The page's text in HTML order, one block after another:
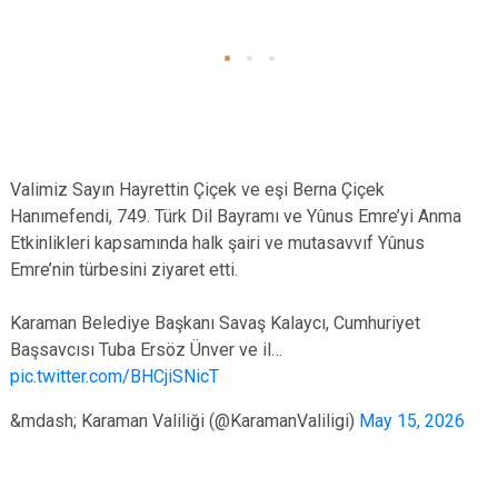
Valimiz Sayın Hayrettin Çiçek ve eşi Berna Çiçek
Hanımefendi, 749. Türk Dil Bayramı ve Yûnus Emre’yi Anma
Etkinlikleri kapsamında halk şairi ve mutasavvıf Yûnus
Emre’nin türbesini ziyaret etti.
Karaman Belediye Başkanı Savaş Kalaycı, Cumhuriyet
Başsavcısı Tuba Ersöz Ünver ve il…
pic.twitter.com/BHCjiSNicT
&mdash; Karaman Valiliği (@KaramanValiligi) May 15, 2026